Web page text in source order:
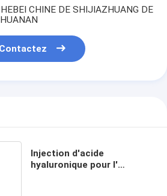
CHINE DE SHIJIAZHUANG DE
Contactez
Injection d'acide
hyaluronique pour l'